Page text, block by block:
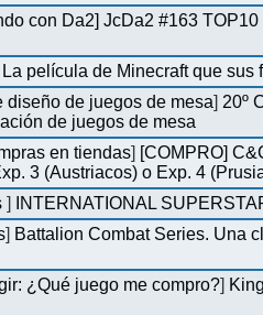
con Da2] JcDa2 #163
La película de Minecraft que sus
diseño de juegos de mesa] 20º
de juegos de mesa
en tiendas] [COMPRO]
3 (Austriacos) o Exp. 4
]
INTERNATIONAL
] Battalion Combat Series. Una
¿Qué juego me compro?]